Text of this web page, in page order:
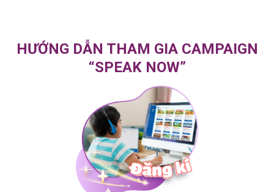
HƯỚNG DẪN THAM GIA CAMPAIGN
“SPEAK NOW”